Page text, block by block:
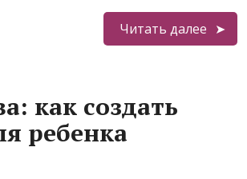
Читать далее
как создать
ребенка